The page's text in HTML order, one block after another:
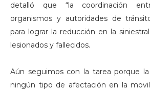
detalló que “la coordinación
organismos y autoridades de
para lograr la reducción en la
lesionados y fallecidos.
Aún seguimos con la tarea porque
ningún tipo de afectación en la